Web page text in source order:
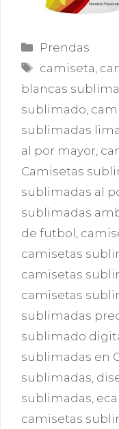
Categorías
Prendas
Etiquetas
camiseta
blancas
sublimado
sublimadas lima
al por mayor
Camisetas
sublimadas al
sublimadas
de futbol
camisetas
camisetas
camisetas
sublimadas
sublimado
sublimadas en
sublimadas
sublimadas
camisetas